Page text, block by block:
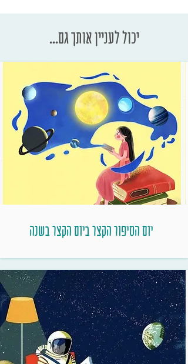
יכול לעניין אותך גם...
יום הסיפור הקצר ביום הקצר בשנה